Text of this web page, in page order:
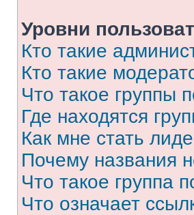
Уровни
Кто такие
Кто такие
Что такое группы
Где находятся
Как мне стать
Почему названия
Что такое группа
Что означает